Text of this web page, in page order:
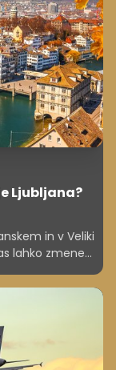
Ljubljana?
in v Veliki
lahko zmenek
svetu!